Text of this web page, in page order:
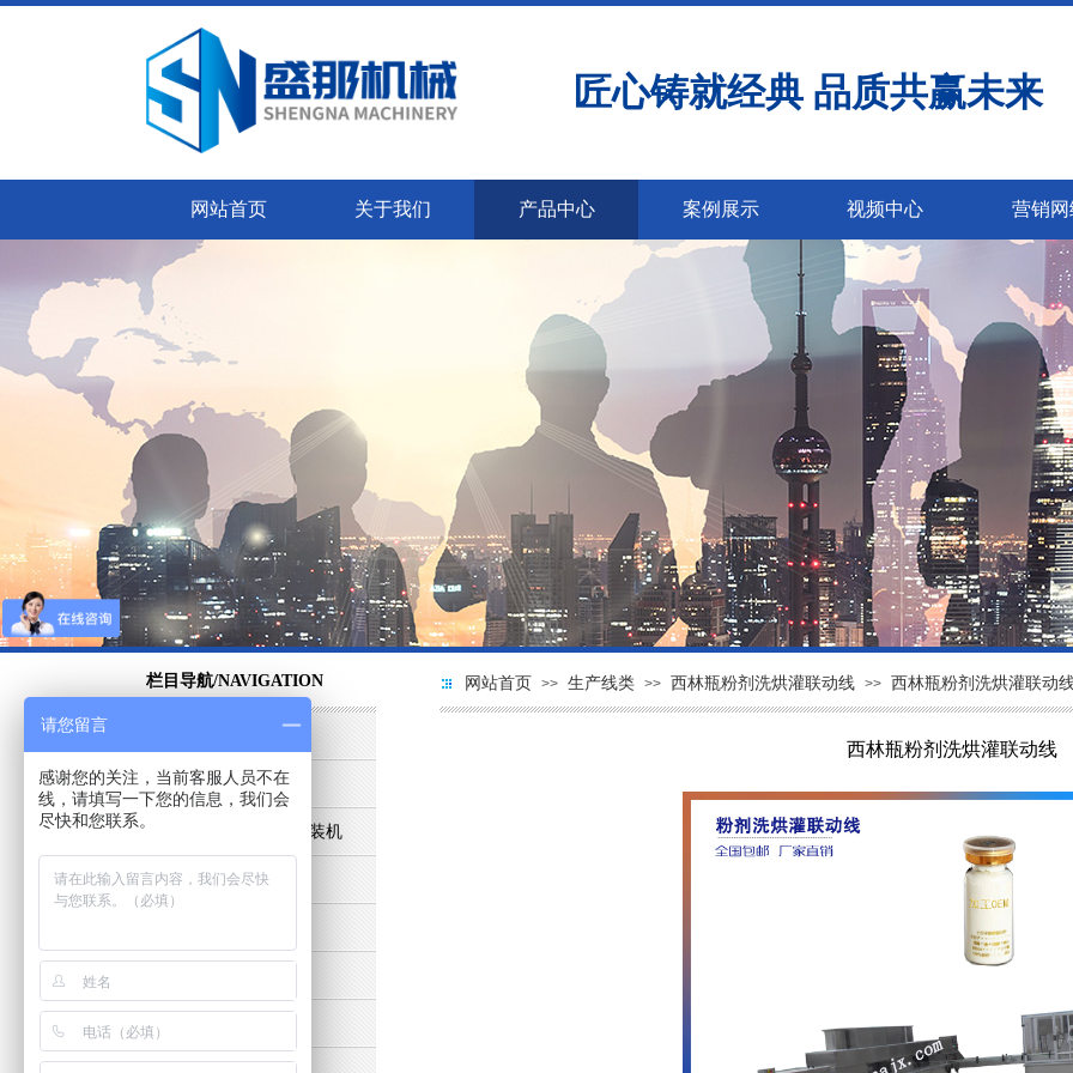
匠心铸就经典 品质共赢未来
网站首页 关于我们 产品中心 案例展示 视频中心 营销网
栏目导航/NAVIGATION 网站首页 >> 生产线类 >> 西林瓶粉剂洗烘灌联动线 >> 西林瓶粉剂洗烘灌联动
试剂灌装机
高速西林瓶冻干粉灌装机
高速西林瓶轧盖机
西林瓶粉剂洗烘灌联动线
请您留言
感谢您的关注，当前客服人员不在
线，请填写一下您的信息，我们会
尽快和您联系。